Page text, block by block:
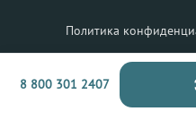
Политика
8 800 301 2407